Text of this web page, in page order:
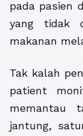
pada pasien
yang tidak
makanan
Tak kalah
patient
memantau
jantung,